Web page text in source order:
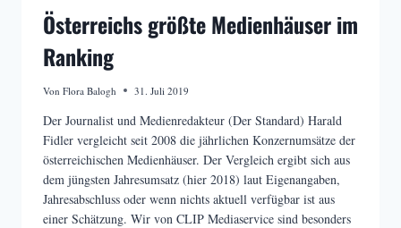
Österreichs größte Medienhäuser im
Ranking
Von Flora Balogh 31. Juli 2019
Der Journalist und Medienredakteur (Der Standard) Harald
Fidler vergleicht seit 2008 die jährlichen Konzernumsätze der
österreichischen Medienhäuser. Der Vergleich ergibt sich aus
dem jüngsten Jahresumsatz (hier 2018) laut Eigenangaben,
Jahresabschluss oder wenn nichts aktuell verfügbar ist aus
einer Schätzung. Wir von CLIP Mediaservice sind besonders